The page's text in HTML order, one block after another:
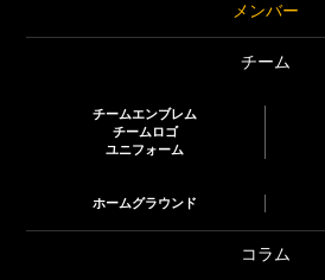
メンバー
チーム
チームエンブレム
チームロゴ
ユニフォーム
ホームグラウンド
コラム